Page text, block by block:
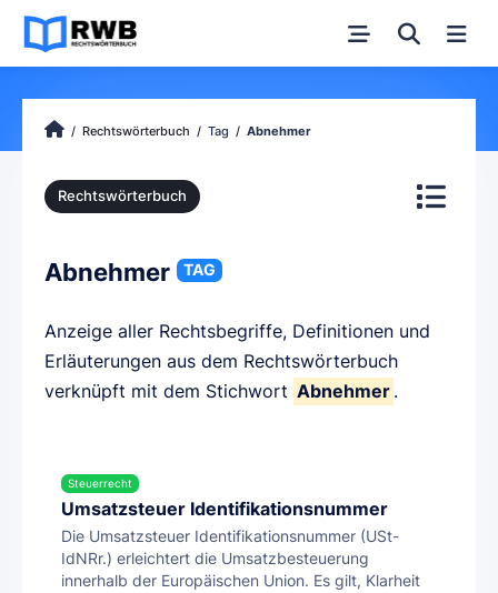
Rechtswörterbuch Tag Abnehmer
Rechtswörterbuch
Abnehmer TAG
Anzeige aller Rechtsbegriffe, Definitionen und
Erläuterungen aus dem Rechtswörterbuch
verknüpft mit dem Stichwort Abnehmer .
Steuerrecht
Umsatzsteuer Identifikationsnummer
Die Umsatzsteuer Identifikationsnummer (USt-
IdNRr.) erleichtert die Umsatzbesteuerung
innerhalb der Europäischen Union. Es gilt, Klarheit